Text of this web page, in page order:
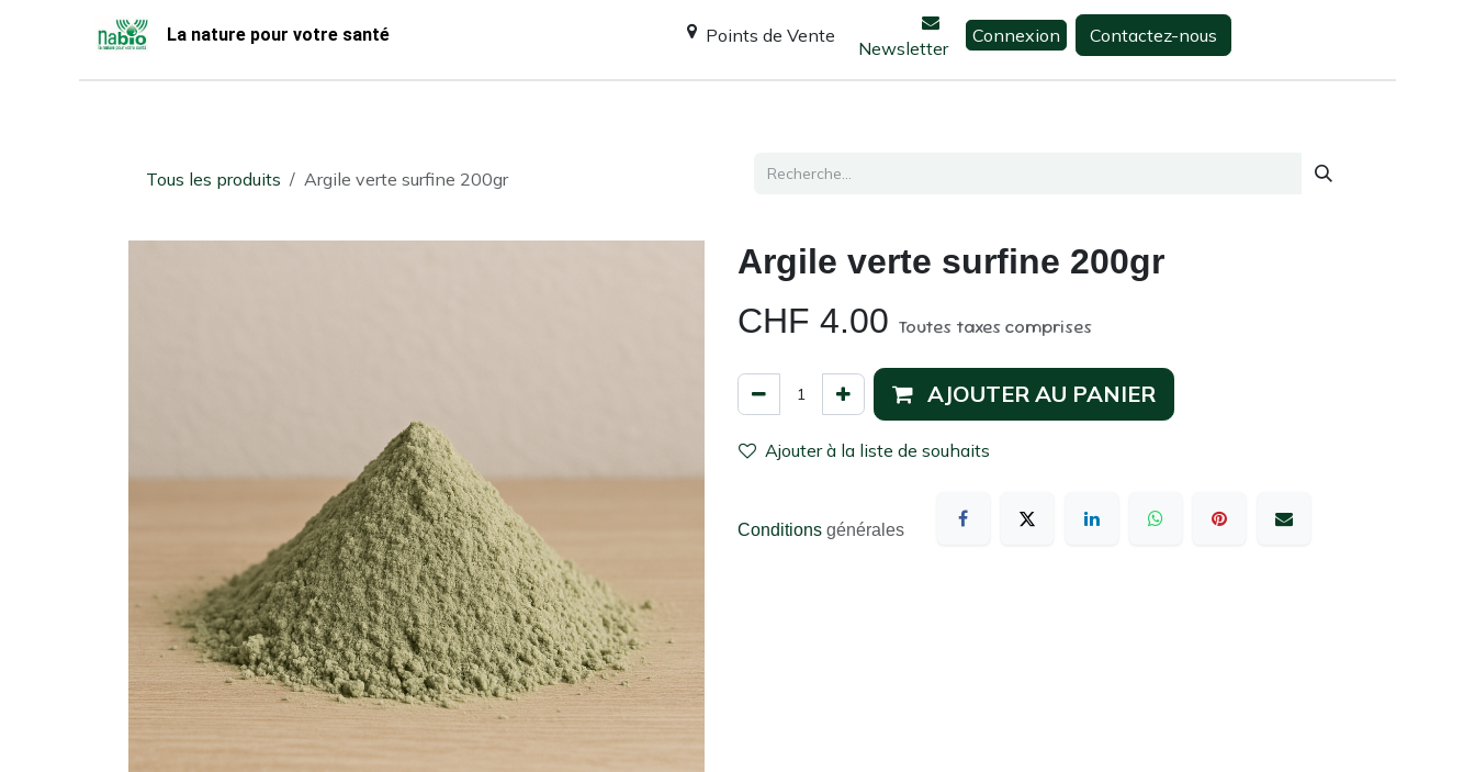
La nature pour votre santé Points de Vente
Newsletter
Connexion Contactez-nous
Tous les produits Argile verte surfine 200gr
Argile verte surfine 200gr
CHF 4.00 Toutes taxes comprises
AJOUTER AU PANIER
Ajouter à la liste de souhaits
Conditions générales